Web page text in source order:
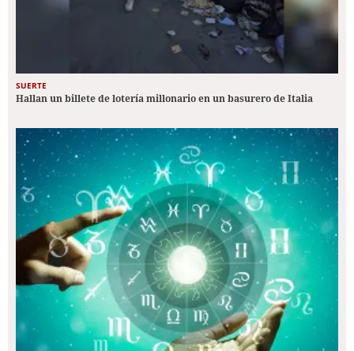
SUERTE
Hallan un billete de lotería millonario en un basurero de Italia